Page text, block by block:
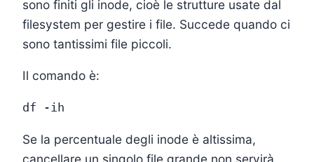
sono finiti gli inode, cioè le strutture usate dal
filesystem per gestire i file. Succede quando ci
sono tantissimi file piccoli.
Il comando è:
Se la percentuale degli inode è altissima,
cancellare un singolo file grande non servirà.